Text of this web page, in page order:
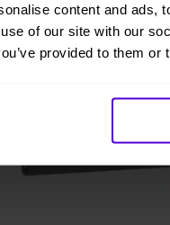
content and ads,
of our site with our
provided to them
4 i lager